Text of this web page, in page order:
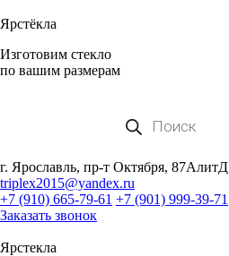
Ярстёкла
Изготовим стекло
по вашим размерам
товаров
г. Ярославль, пр-т Октября, 87АлитД
triplex2015@yandex.ru
+7 (910) 665-79-61 +7 (901) 999-39-71
Заказать звонок
Ярстекла